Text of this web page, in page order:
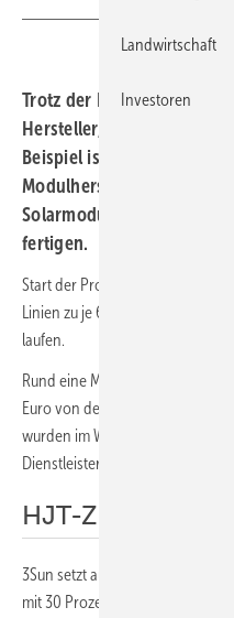
Trotz der Dumpingpreise
Hersteller, die ihre
Beispiel ist 3Sun aus
Modulhersteller Europas
Solarmodule für
fertigen.
Start der Produktion war im
Linien zu je 600 Megawatt
laufen.
Rund eine Milliarde Euro wurde
Euro von der italienischen
wurden im Werk geschaffen,
Dienstleistern.
HJT-Zellen mit
3Sun setzt auf Heterojunction-
mit 30 Prozent Wirkungsgrad
Landwirtschaft
Investoren